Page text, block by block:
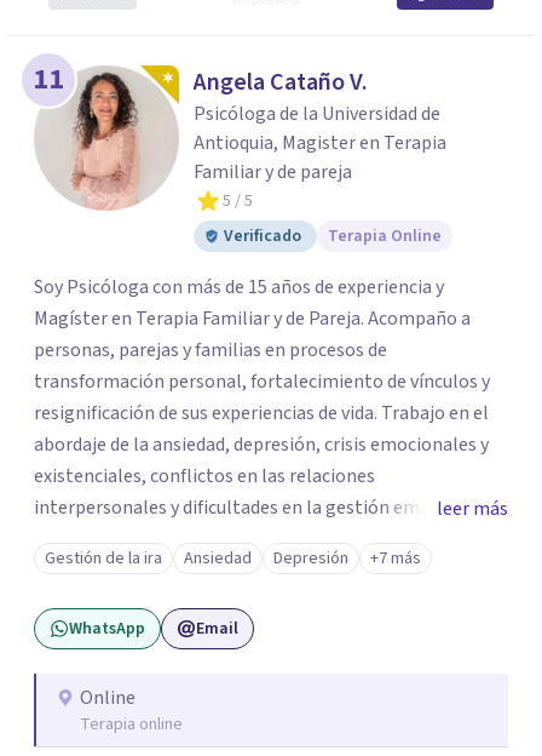
11 Angela Cataño V.
Psicóloga de la Universidad de
Antioquia, Magister en Terapia
Familiar y de pareja
5 / 5
Verificado
Terapia Online
Soy Psicóloga con más de 15 años de experiencia y
Magíster en Terapia Familiar y de Pareja. Acompaño a
personas, parejas y familias en procesos de
transformación personal, fortalecimiento de vínculos y
resignificación de sus experiencias de vida. Trabajo en el
abordaje de la ansiedad, depresión, crisis emocionales y
existenciales, conflictos en las relaciones
interpersonales y dificultades en la gestión emocional,
ofreciendo un espacio de escucha, comprensión y
acompañamiento terapéutico. Cada proceso terapéutico
es único. Por eso, en cada sesión se construye un espacio
seguro donde la palabra, las emociones y las experiencias
humana. A través del análisis y la reflexión conjunta,
buscamos identificar aquello que genera malestar o
leer más
Gestión de la ira Ansiedad Depresión +7 más
WhatsApp Email
Online
Terapia online